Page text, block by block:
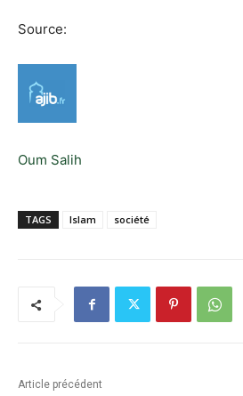
Source:
Oum Salih
TAGS Islam société
Article précédent